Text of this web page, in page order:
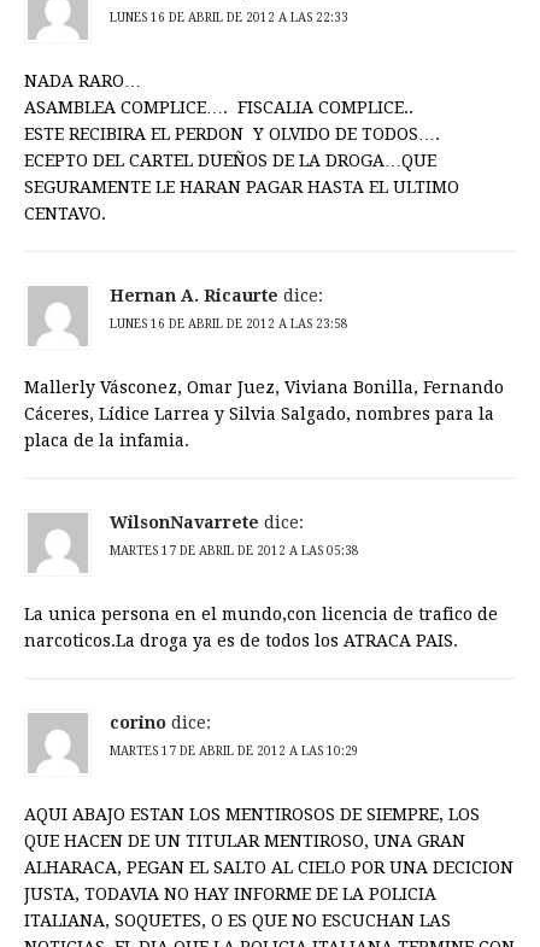
LUNES 16 DE ABRIL DE 2012 A LAS 22:33
NADA RARO…
ASAMBLEA COMPLICE…. FISCALIA COMPLICE..
ESTE RECIBIRA EL PERDON Y OLVIDO DE TODOS….
ECEPTO DEL CARTEL DUEÑOS DE LA DROGA…QUE
SEGURAMENTE LE HARAN PAGAR HASTA EL ULTIMO
CENTAVO.
Hernan A. Ricaurte dice:
LUNES 16 DE ABRIL DE 2012 A LAS 23:58
Mallerly Vásconez, Omar Juez, Viviana Bonilla, Fernando
Cáceres, Lídice Larrea y Silvia Salgado, nombres para la
placa de la infamia.
WilsonNavarrete dice:
MARTES 17 DE ABRIL DE 2012 A LAS 05:38
La unica persona en el mundo,con licencia de trafico de
narcoticos.La droga ya es de todos los ATRACA PAIS.
corino dice:
MARTES 17 DE ABRIL DE 2012 A LAS 10:29
AQUI ABAJO ESTAN LOS MENTIROSOS DE SIEMPRE, LOS
QUE HACEN DE UN TITULAR MENTIROSO, UNA GRAN
ALHARACA, PEGAN EL SALTO AL CIELO POR UNA DECICION
JUSTA, TODAVIA NO HAY INFORME DE LA POLICIA
ITALIANA, SOQUETES, O ES QUE NO ESCUCHAN LAS